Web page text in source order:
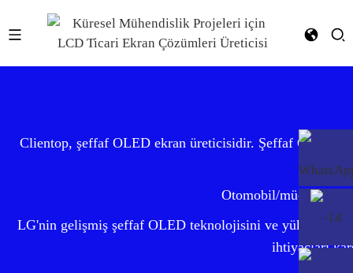
Clientop, şeffaf OLED ekran üreticisidir. Şeffaf OLED
Otomobil/mücevher
LG'nin gelişmiş şeffaf OLED teknolojisini ve yüksek
ihtiyaçları